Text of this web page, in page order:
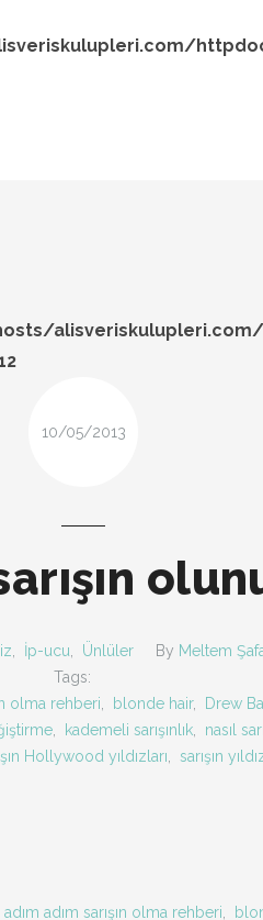
10/05/2013
İp-ucu Ünlüler By Meltem
Tags:
olma rehberi blonde hair, Drew
kademeli sarışınlık nasıl
Hollywood yıldızları sarışın
adım adım sarışın olma rehberi